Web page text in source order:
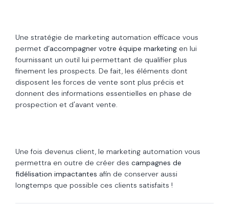
Une stratégie de marketing automation efficace vous
permet d’accompagner votre équipe marketing en lui
fournissant un outil lui permettant de qualifier plus
finement les prospects. De fait, les éléments dont
disposent les forces de vente sont plus précis et
donnent des informations essentielles en phase de
prospection et d'avant vente.
Une fois devenus client, le marketing automation vous
permettra en outre de créer des campagnes de
fidélisation impactantes afin de conserver aussi
longtemps que possible ces clients satisfaits !